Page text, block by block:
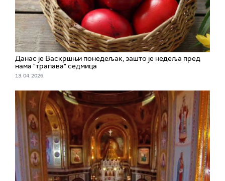
Данас је Васкршњи понедељак, зашто је недеља пред
нама "трапава" седмица
13. 04. 2026.